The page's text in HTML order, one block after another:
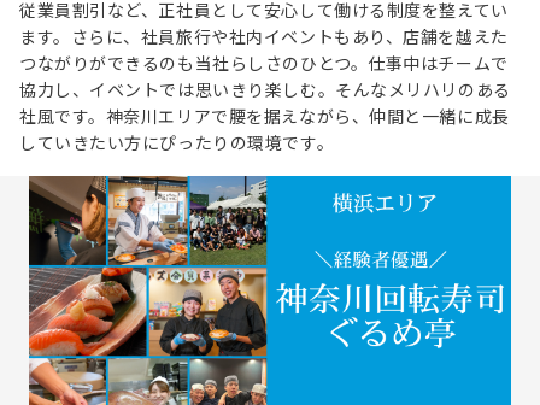
従業員割引など、正社員として安心して働ける制度を整えてい
ます。さらに、社員旅行や社内イベントもあり、店舗を越えた
つながりができるのも当社らしさのひとつ。仕事中はチームで
協力し、イベントでは思いきり楽しむ。そんなメリハリのある
社風です。神奈川エリアで腰を据えながら、仲間と一緒に成長
していきたい方にぴったりの環境です。